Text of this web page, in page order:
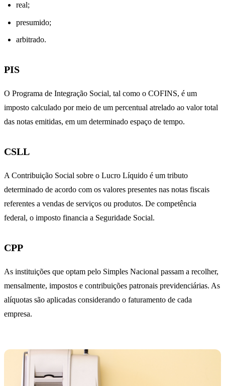
real;
presumido;
arbitrado.
PIS
O Programa de Integração Social, tal como o COFINS, é um
imposto calculado por meio de um percentual atrelado ao valor total
das notas emitidas, em um determinado espaço de tempo.
CSLL
A Contribuição Social sobre o Lucro Líquido é um tributo
determinado de acordo com os valores presentes nas notas fiscais
referentes a vendas de serviços ou produtos. De competência
federal, o imposto financia a Seguridade Social.
CPP
As instituições que optam pelo Simples Nacional passam a recolher,
mensalmente, impostos e contribuições patronais previdenciárias. As
alíquotas são aplicadas considerando o faturamento de cada
empresa.